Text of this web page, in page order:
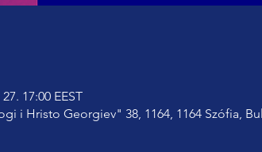
17:00 EEST
i Hristo Georgiev" 38, 1164, 1164 Szófia,